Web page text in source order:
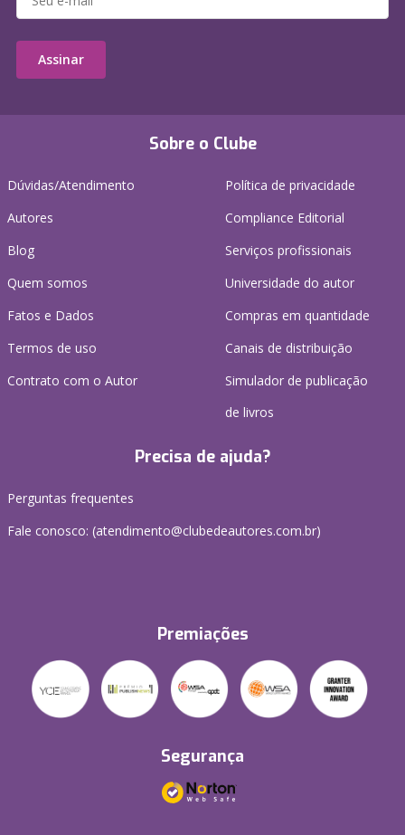
Sobre o Clube
Dúvidas/Atendimento
Autores
Blog
Quem somos
Fatos e Dados
Termos de uso
Contrato com o Autor
Política de privacidade
Compliance Editorial
Serviços profissionais
Universidade do autor
Compras em quantidade
Canais de distribuição
Simulador de publicação
de livros
Precisa de ajuda?
Perguntas frequentes
Fale conosco: (atendimento@clubedeautores.com.br)
Premiações
Segurança
Assinar